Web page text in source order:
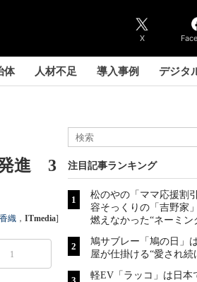
X
体 人材不足 導入事例 デジタ
発進 3
織 ， ITmedia]
1
注目記事ランキング
松のやの「ママ応援
容そっくりの「吉野家
燃えなかった“ネーミン
鳩サブレー「鳩の日」
屋が仕掛ける“愛され続
軽EV「ラッコ」は日